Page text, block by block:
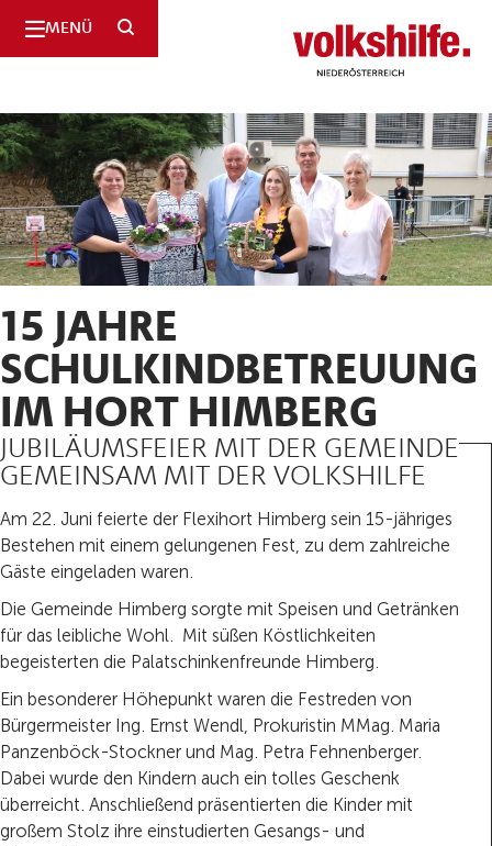
MENÜ SUCHE Niederösterreich
15 JAHRE
SCHULKINDBETREUUNG
IM HORT HIMBERG
JUBILÄUMSFEIER MIT DER GEMEINDE
GEMEINSAM MIT DER VOLKSHILFE
Am 22. Juni feierte der Flexihort Himberg sein 15-jähriges
Bestehen mit einem gelungenen Fest, zu dem zahlreiche
Gäste eingeladen waren.
Die Gemeinde Himberg sorgte mit Speisen und Getränken
für das leibliche Wohl. Mit süßen Köstlichkeiten
begeisterten die Palatschinkenfreunde Himberg.
Ein besonderer Höhepunkt waren die Festreden von
Bürgermeister Ing. Ernst Wendl, Prokuristin MMag. Maria
Panzenböck-Stockner und Mag. Petra Fehnenberger.
Dabei wurde den Kindern auch ein tolles Geschenk
überreicht. Anschließend präsentierten die Kinder mit
großem Stolz ihre einstudierten Gesangs- und